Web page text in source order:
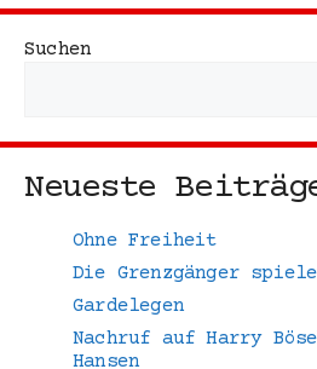
Suchen
Neueste
Ohne Freiheit
Die Grenzgänger
Gardelegen
Nachruf auf Harry
Hansen